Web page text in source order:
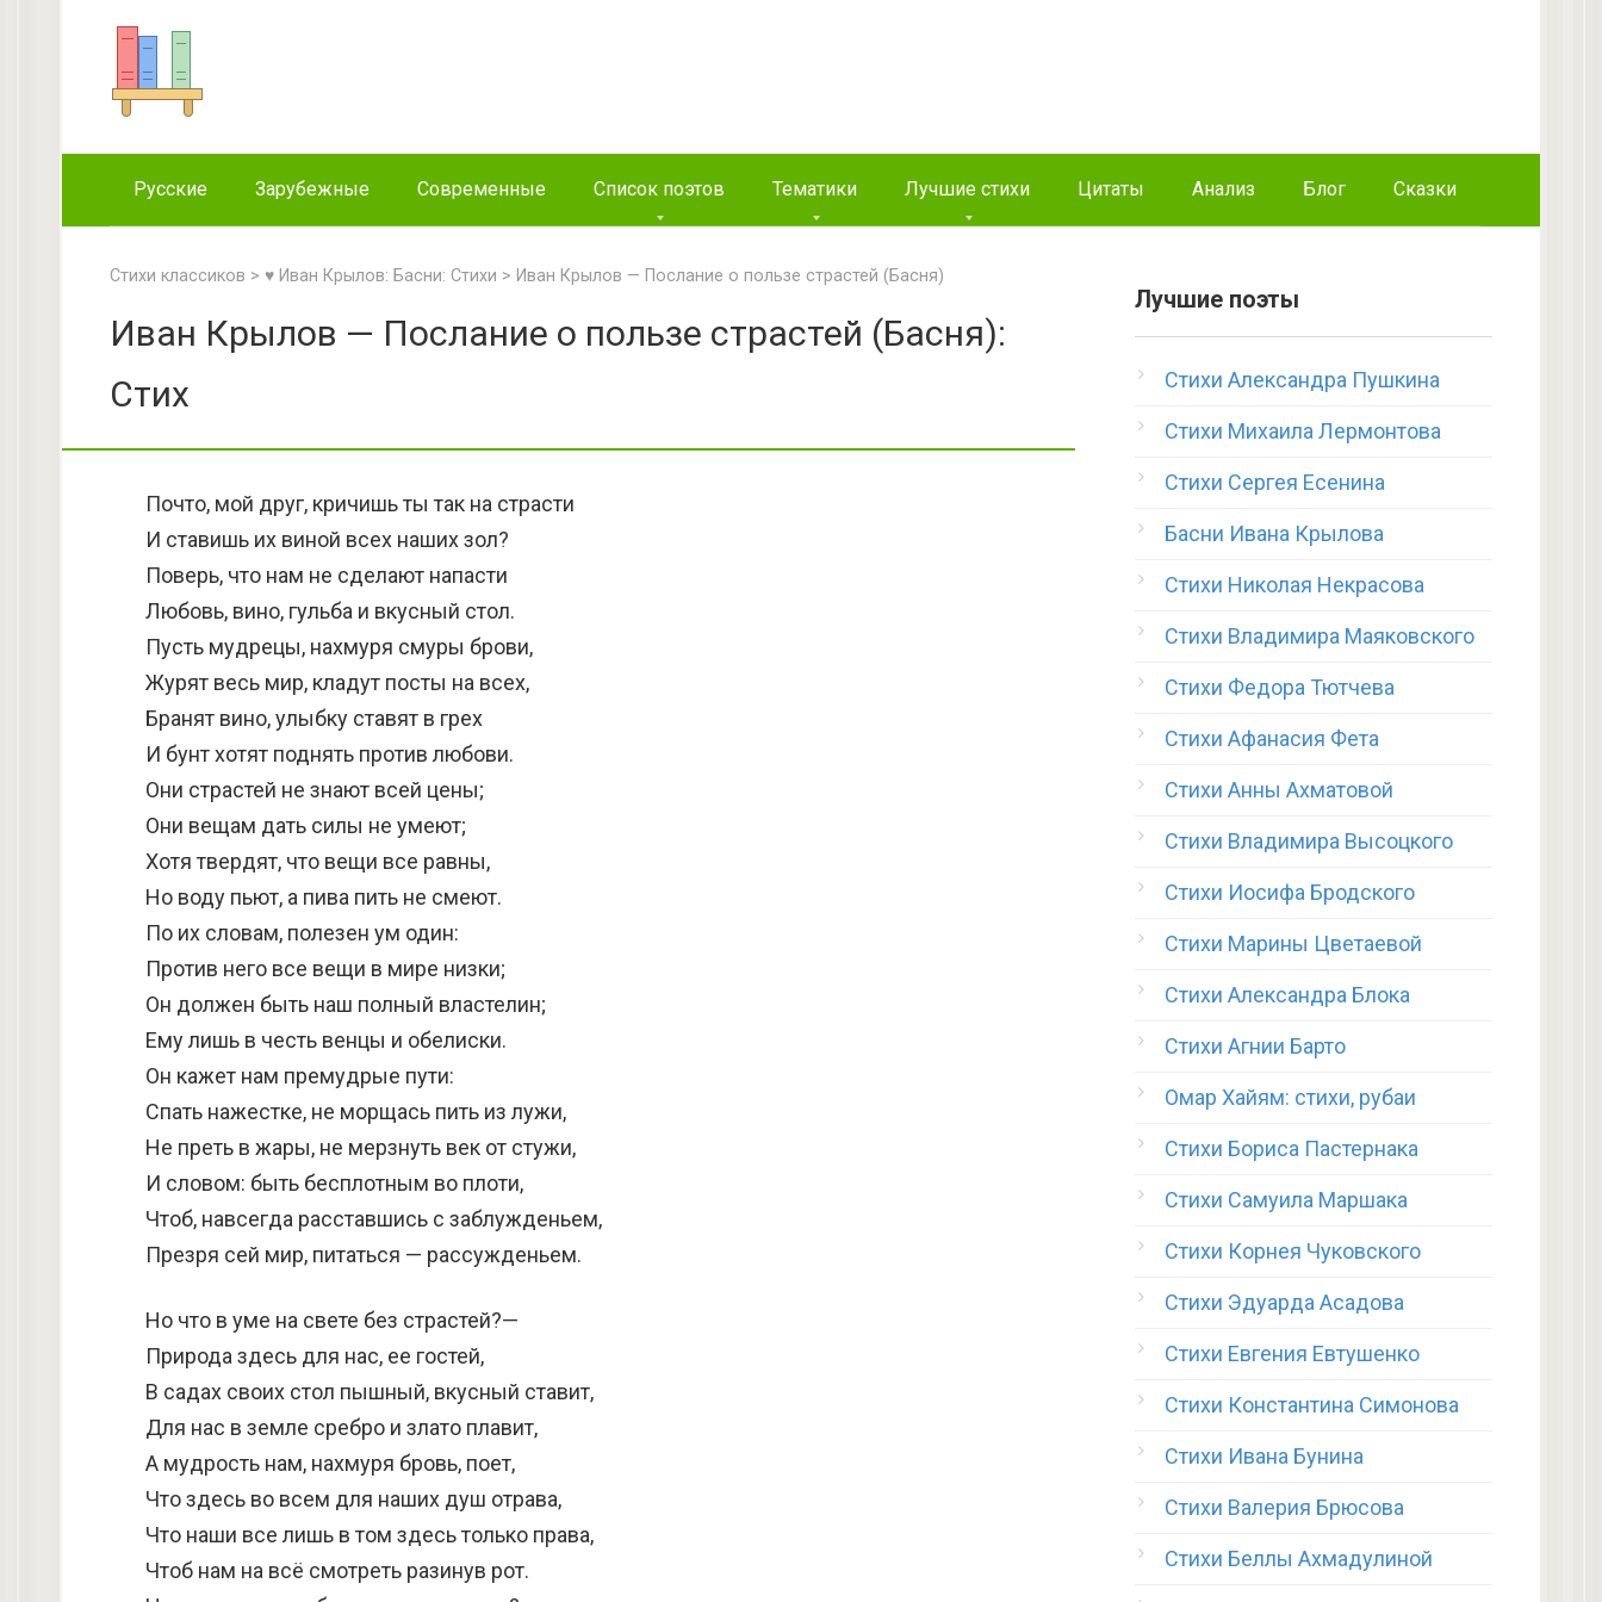
Русские Зарубежные Современные Список поэтов Тематики Лучшие стихи Цитаты Анализ Блог Сказки
Стихи классиков > ♥ Иван Крылов: Басни: Стихи > Иван Крылов — Послание о пользе страстей (Басня)
Иван Крылов — Послание о пользе страстей (Басня):
Стих
Почто, мой друг, кричишь ты так на страсти
И ставишь их виной всех наших зол?
Поверь, что нам не сделают напасти
Любовь, вино, гульба и вкусный стол.
Пусть мудрецы, нахмуря смуры брови,
Журят весь мир, кладут посты на всех,
Бранят вино, улыбку ставят в грех
И бунт хотят поднять против любови.
Они страстей не знают всей цены;
Они вещам дать силы не умеют;
Хотя твердят, что вещи все равны,
Но воду пьют, а пива пить не смеют.
По их словам, полезен ум один:
Против него все вещи в мире низки;
Он должен быть наш полный властелин;
Ему лишь в честь венцы и обелиски.
Он кажет нам премудрые пути:
Спать нажестке, не морщась пить из лужи,
Не преть в жары, не мерзнуть век от стужи,
И словом: быть бесплотным во плоти,
Чтоб, навсегда расставшись с заблужденьем,
Презря сей мир, питаться — рассужденьем.
Но что в уме на свете без страстей?—
Природа здесь для нас, ее гостей,
В садах своих стол пышный, вкусный ставит,
Для нас в земле сребро и злато плавит,
А мудрость нам, нахмуря бровь, поет,
Что здесь во всем для наших душ отрава,
Что наши все лишь в том здесь только права,
Чтоб нам на всё смотреть разинув рот.
Лучшие поэты
Стихи Александра Пушкина
Стихи Михаила Лермонтова
Стихи Сергея Есенина
Басни Ивана Крылова
Стихи Николая Некрасова
Стихи Владимира Маяковского
Стихи Федора Тютчева
Стихи Афанасия Фета
Стихи Анны Ахматовой
Стихи Владимира Высоцкого
Стихи Иосифа Бродского
Стихи Марины Цветаевой
Стихи Александра Блока
Стихи Агнии Барто
Омар Хайям: стихи, рубаи
Стихи Бориса Пастернака
Стихи Самуила Маршака
Стихи Корнея Чуковского
Стихи Эдуарда Асадова
Стихи Евгения Евтушенко
Стихи Константина Симонова
Стихи Ивана Бунина
Стихи Валерия Брюсова
Стихи Беллы Ахмадулиной